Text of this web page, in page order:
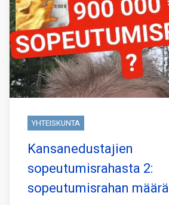
YHTEISKUNTA
Kansanedustajien
sopeutumisrahasta 2:
sopeutumisrahan määrä